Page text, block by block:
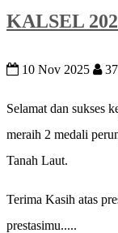
KALSEL
10 Nov 2025
Selamat dan sukses
meraih 2 medali
Tanah Laut.
Terima Kasih atas
prestasimu.....